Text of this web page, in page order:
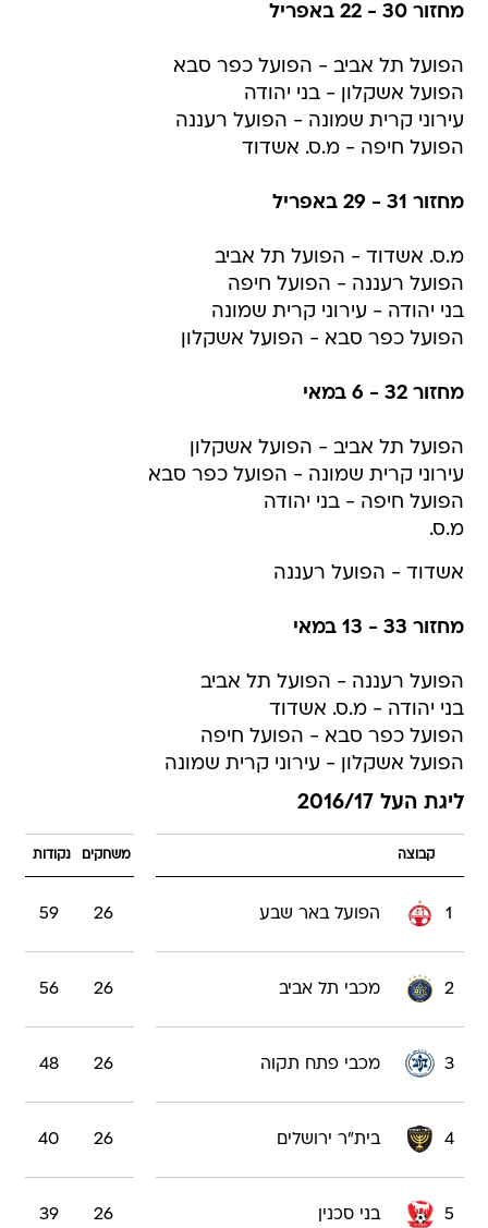
מחזור 30 - 22 באפריל
הפועל תל אביב - הפועל כפר סבא
הפועל אשקלון - בני יהודה
עירוני קרית שמונה - הפועל רעננה
הפועל חיפה - מ.ס. אשדוד
מחזור 31 - 29 באפריל
מ.ס. אשדוד - הפועל תל אביב
הפועל רעננה - הפועל חיפה
בני יהודה - עירוני קרית שמונה
הפועל כפר סבא - הפועל אשקלון
מחזור 32 - 6 במאי
הפועל תל אביב - הפועל אשקלון
עירוני קרית שמונה - הפועל כפר סבא
הפועל חיפה - בני יהודה
מ.ס.
אשדוד - הפועל רעננה
מחזור 33 - 13 במאי
הפועל רעננה - הפועל תל אביב
בני יהודה - מ.ס. אשדוד
הפועל כפר סבא - הפועל חיפה
הפועל אשקלון - עירוני קרית שמונה
ליגת העל 2016/17
קבוצה משחקים נקודות
1 הפועל באר שבע 26
59
2 מכבי תל אביב 26
56
3 מכבי פתח תקוה 26
48
4 בית"ר ירושלים 26
40
5 בני סכנין 26
39